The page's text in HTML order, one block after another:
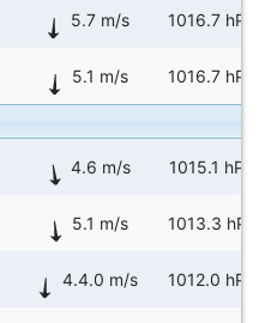
5.7 m/s 1016.7 hPa
5.1 m/s 1016.7 hPa
4.6 m/s 1015.1 hPa
5.1 m/s 1013.3 hPa
4.4.0 m/s 1012.0 hPa